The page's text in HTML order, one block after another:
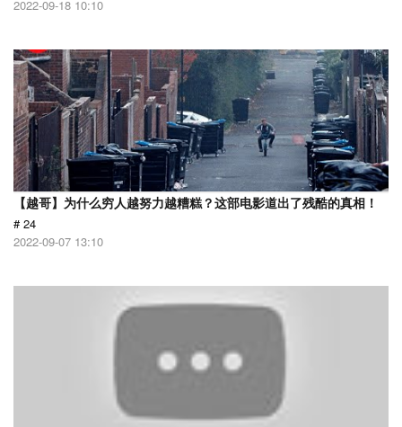
2022-09-18 10:10
【越哥】为什么穷人越努力越糟糕？这部电影道出了残酷的真相！
# 24
2022-09-07 13:10